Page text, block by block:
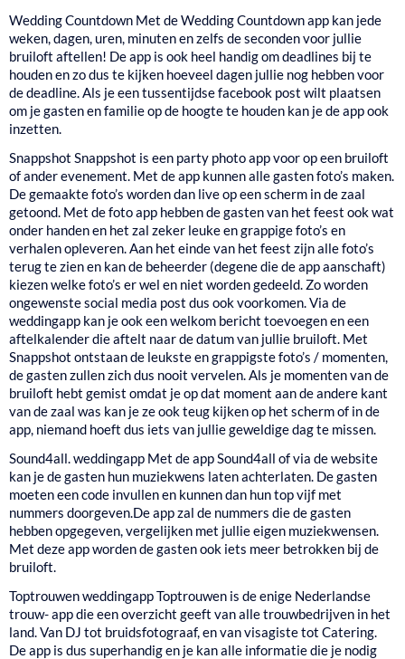
Wedding Countdown Met de Wedding Countdown app kan jede
weken, dagen, uren, minuten en zelfs de seconden voor jullie
bruiloft aftellen! De app is ook heel handig om deadlines bij te
houden en zo dus te kijken hoeveel dagen jullie nog hebben voor
de deadline. Als je een tussentijdse facebook post wilt plaatsen
om je gasten en familie op de hoogte te houden kan je de app ook
inzetten.
Snappshot Snappshot is een party photo app voor op een bruiloft
of ander evenement. Met de app kunnen alle gasten foto’s maken.
De gemaakte foto’s worden dan live op een scherm in de zaal
getoond. Met de foto app hebben de gasten van het feest ook wat
onder handen en het zal zeker leuke en grappige foto’s en
verhalen opleveren. Aan het einde van het feest zijn alle foto’s
terug te zien en kan de beheerder (degene die de app aanschaft)
kiezen welke foto’s er wel en niet worden gedeeld. Zo worden
ongewenste social media post dus ook voorkomen. Via de
weddingapp kan je ook een welkom bericht toevoegen en een
aftelkalender die aftelt naar de datum van jullie bruiloft. Met
Snappshot ontstaan de leukste en grappigste foto’s / momenten,
de gasten zullen zich dus nooit vervelen. Als je momenten van de
bruiloft hebt gemist omdat je op dat moment aan de andere kant
van de zaal was kan je ze ook teug kijken op het scherm of in de
app, niemand hoeft dus iets van jullie geweldige dag te missen.
Sound4all. weddingapp Met de app Sound4all of via de website
kan je de gasten hun muziekwens laten achterlaten. De gasten
moeten een code invullen en kunnen dan hun top vijf met
nummers doorgeven.De app zal de nummers die de gasten
hebben opgegeven, vergelijken met jullie eigen muziekwensen.
Met deze app worden de gasten ook iets meer betrokken bij de
bruiloft.
Toptrouwen weddingappToptrouwen is de enige Nederlandse
trouw- app die een overzicht geeft van alle trouwbedrijven in het
land. Van DJ tot bruidsfotograaf, en van visagiste tot Catering.
De app is dus superhandig en je kan alle informatie die je nodig